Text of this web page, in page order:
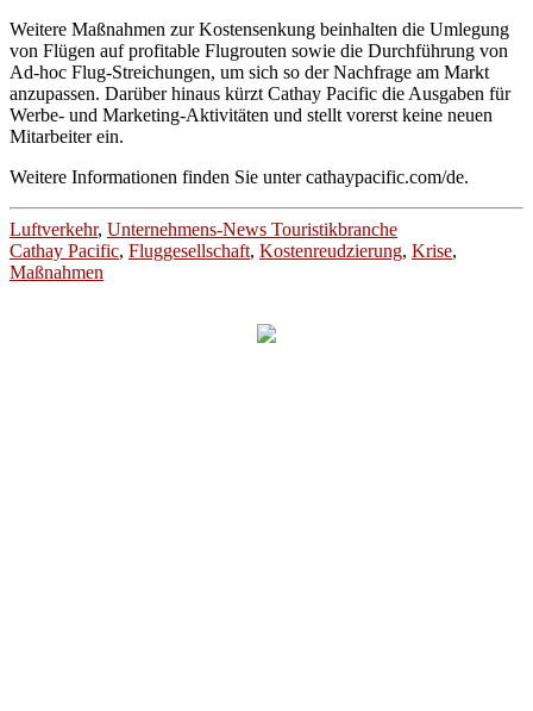
Weitere Maßnahmen zur Kostensenkung beinhalten die Umlegung
von Flügen auf profitable Flugrouten sowie die Durchführung von
Ad-hoc Flug-Streichungen, um sich so der Nachfrage am Markt
anzupassen. Darüber hinaus kürzt Cathay Pacific die Ausgaben für
Werbe- und Marketing-Aktivitäten und stellt vorerst keine neuen
Mitarbeiter ein.
Weitere Informationen finden Sie unter cathaypacific.com/de.
Luftverkehr, Unternehmens-News Touristikbranche
Cathay Pacific, Fluggesellschaft, Kostenreudzierung, Krise,
Maßnahmen